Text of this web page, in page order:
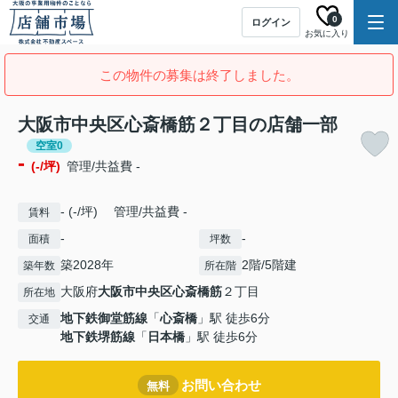
ログイン
お気に入り
0
この物件の募集は終了しました。
大阪市中央区心斎橋筋２丁目の店舗一部
空室0
- (-/坪) 管理/共益費 -
賃料 - (-/坪) 管理/共益費 -
面積 - 坪数 -
築年数 築2028年 所在階 2階/5階建
所在地 大阪府大阪市中央区心斎橋筋２丁目
交通 地下鉄御堂筋線 「心斎橋 」駅 徒歩6分
地下鉄堺筋線 「 日本橋 」駅 徒歩6分
無料 お問い合わせ